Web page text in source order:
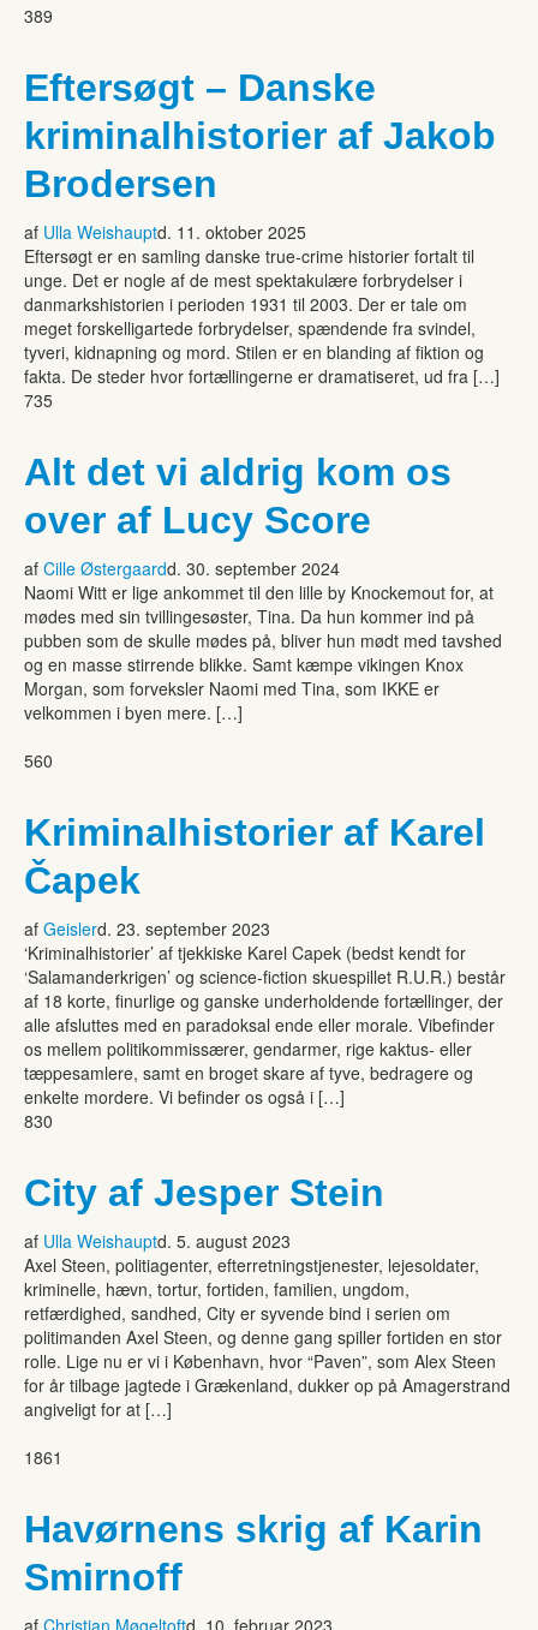
389
Eftersøgt – Danske
kriminalhistorier af Jakob
Brodersen
af Ulla Weishauptd. 11. oktober 2025
Eftersøgt er en samling danske true-crime historier fortalt til
unge. Det er nogle af de mest spektakulære forbrydelser i
danmarkshistorien i perioden 1931 til 2003. Der er tale om
meget forskelligartede forbrydelser, spændende fra svindel,
tyveri, kidnapning og mord. Stilen er en blanding af fiktion og
fakta. De steder hvor fortællingerne er dramatiseret, ud fra […]
735
Alt det vi aldrig kom os
over af Lucy Score
af Cille Østergaardd. 30. september 2024
Naomi Witt er lige ankommet til den lille by Knockemout for, at
mødes med sin tvillingesøster, Tina. Da hun kommer ind på
pubben som de skulle mødes på, bliver hun mødt med tavshed
og en masse stirrende blikke. Samt kæmpe vikingen Knox
Morgan, som forveksler Naomi med Tina, som IKKE er
velkommen i byen mere. […]
560
Kriminalhistorier af Karel
Čapek
af Geislerd. 23. september 2023
‘Kriminalhistorier’ af tjekkiske Karel Capek (bedst kendt for
‘Salamanderkrigen’ og science-fiction skuespillet R.U.R.) består
af 18 korte, finurlige og ganske underholdende fortællinger, der
alle afsluttes med en paradoksal ende eller morale. Vibefinder
os mellem politikommissærer, gendarmer, rige kaktus- eller
tæppesamlere, samt en broget skare af tyve, bedragere og
enkelte mordere. Vi befinder os også i […]
830
City af Jesper Stein
af Ulla Weishauptd. 5. august 2023
Axel Steen, politiagenter, efterretningstjenester, lejesoldater,
kriminelle, hævn, tortur, fortiden, familien, ungdom,
retfærdighed, sandhed, City er syvende bind i serien om
politimanden Axel Steen, og denne gang spiller fortiden en stor
rolle. Lige nu er vi i København, hvor “Paven”, som Alex Steen
for år tilbage jagtede i Grækenland, dukker op på Amagerstrand
angiveligt for at […]
1861
Havørnens skrig af Karin
Smirnoff
af Christian Møgeltoftd. 10. februar 2023